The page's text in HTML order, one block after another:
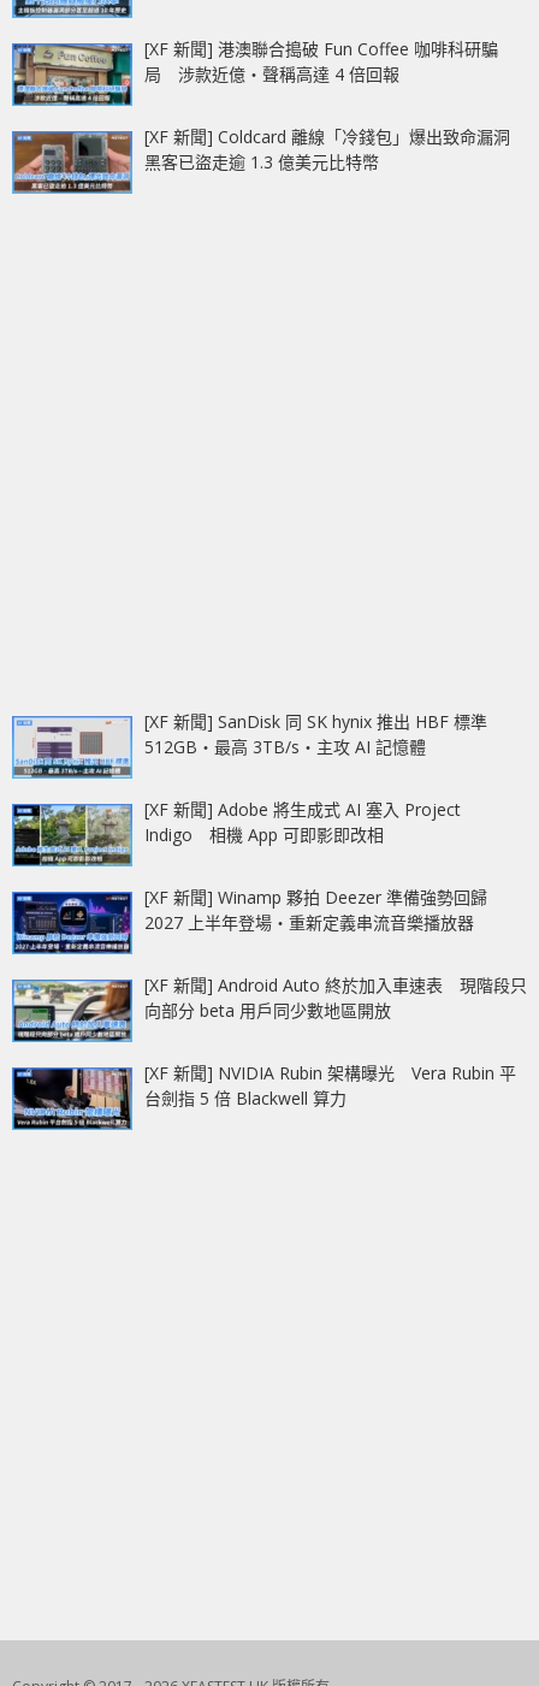
[XF 新聞] 港澳聯合搗破 Fun Coffee 咖啡科研騙
局 涉款近億‧聲稱高達 4 倍回報
[XF 新聞] Coldcard 離線「冷錢包」爆出致命漏洞
黑客已盜走逾 1.3 億美元比特幣
[XF 新聞] SanDisk 同 SK hynix 推出 HBF 標準
512GB‧最高 3TB/s‧主攻 AI 記憶體
[XF 新聞] Adobe 將生成式 AI 塞入 Project
Indigo 相機 App 可即影即改相
[XF 新聞] Winamp 夥拍 Deezer 準備強勢回歸
2027 上半年登場‧重新定義串流音樂播放器
[XF 新聞] Android Auto 終於加入車速表 現階段只
向部分 beta 用戶同少數地區開放
[XF 新聞] NVIDIA Rubin 架構曝光 Vera Rubin 平
台劍指 5 倍 Blackwell 算力